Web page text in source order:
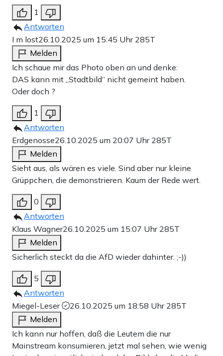
1
Antworten
I m lost26.10.2025 um 15:45 Uhr 285T
Melden
Ich schaue mir das Photo oben an und denke:
DAS kann mit „Stadtbild“ nicht gemeint haben.
Oder doch ?
1
Antworten
Erdgenosse26.10.2025 um 20:07 Uhr 285T
Melden
Sieht aus, als wären es viele. Sind aber nur kleine
Grüppchen, die demonstrieren. Kaum der Rede wert.
0
Antworten
Klaus Wagner26.10.2025 um 15:07 Uhr 285T
Melden
Sicherlich steckt da die AfD wieder dahinter. ;-))
5
Antworten
Miegel-Leser
26.10.2025 um 18:58 Uhr 285T
Melden
Ich kann nur hoffen, daß die Leutem die nur
Mainstream konsumieren, jetzt mal sehen, wie wenig